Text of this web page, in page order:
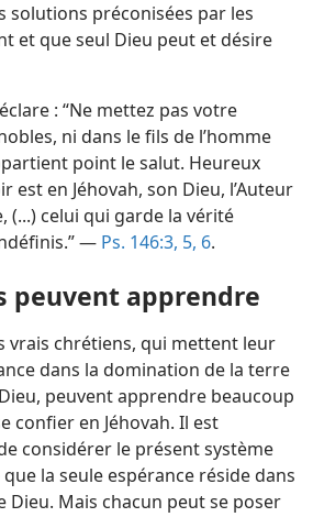
solutions préconisées par les
et que seul Dieu peut et désire
: “Ne mettez pas votre
ni dans le fils de l’homme
point le salut. Heureux
est en Jéhovah, son Dieu, l’Auteur
(...) celui qui garde la vérité
— Ps. 146:3, 5, 6.
peuvent apprendre
vrais chrétiens, qui mettent leur
dans la domination de la terre
peuvent apprendre beaucoup
confier en Jéhovah. Il est
considérer le présent système
la seule espérance réside dans
Dieu. Mais chacun peut se poser